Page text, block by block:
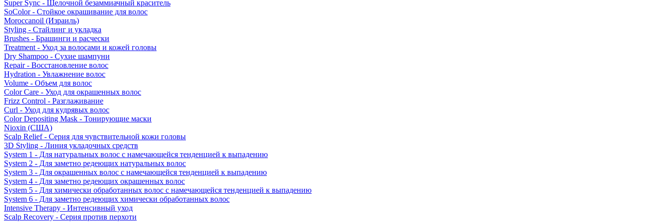
Super Sync - Щелочной безаммиачный краситель
SoColor - Стойкое окрашивание для волос
Moroccanoil (Израиль)
Styling - Стайлинг и укладка
Brushes - Брашинги и расчески
Treatment - Уход за волосами и кожей головы
Dry Shampoo - Сухие шампуни
Repair - Восстановление волос
Hydration - Увлажнение волос
Volume - Объем для волос
Color Care - Уход для окрашенных волос
Frizz Control - Разглаживание
Curl - Уход для кудрявых волос
Color Depositing Mask - Тонирующие маски
Nioxin (США)
Scalp Relief - Серия для чувствительной кожи головы
3D Styling - Линия укладочных средств
System 1 - Для натуральных волос с намечающейся тенденцией к выпадению
System 2 - Для заметно редеющих натуральных волос
System 3 - Для окрашенных волос с намечающейся тенденцией к выпадению
System 4 - Для заметно редеющих окрашенных волос
System 5 - Для химически обработанных волос с намечающейся тенденцией к выпадению
System 6 - Для заметно редеющих химически обработанных волос
Intensive Therapy - Интенсивный уход
Scalp Recovery - Серия против перхоти